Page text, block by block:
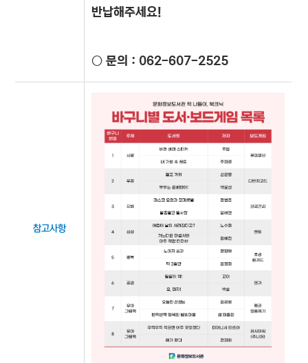
반납해주세요!
○ 문의 : 062-607-2525
참고사항